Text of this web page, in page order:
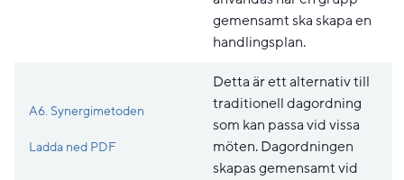
gemensamt ska skapa en
handlingsplan.
A6. Synergimetoden
Ladda ned PDFPdf, 132.7 kB, öppnas i nytt fönster.
Detta är ett alternativ till
traditionell dagordning
som kan passa vid vissa
möten. Dagordningen
skapas gemensamt vid